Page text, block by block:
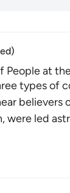
at
types of
believers
were led